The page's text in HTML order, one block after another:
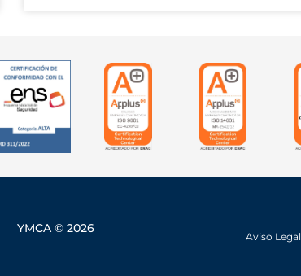
YMCA © 2026
Aviso Legal